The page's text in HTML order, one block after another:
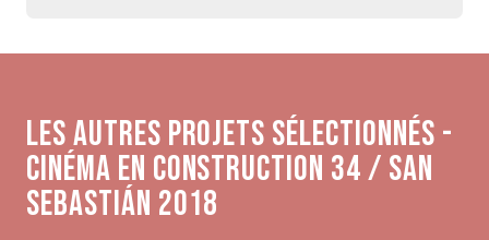
Les autres projets sélectionnés -
Cinéma en construction 34 / San
Sebastián 2018